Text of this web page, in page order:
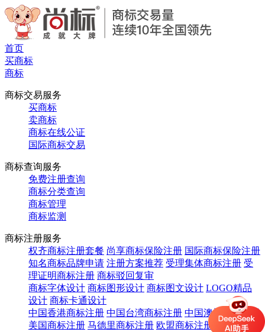
首页
买商标
商标
商标交易服务
买商标
卖商标
商标在线公证
国际商标交易
商标查询服务
免费注册查询
商标分类查询
商标管理
商标监测
商标注册服务
权齐商标注册套餐 尚享商标保险注册 国际商标保险注册
知名商标品牌申请 注册方案推荐 受理集体商标注册 受
理证明商标注册 商标驳回复审
商标字体设计 商标图形设计 商标图文设计 LOGO精品
设计 商标卡通设计
中国香港商标注册 中国台湾商标注册 中国澳门商标注册
美国商标注册 马德里商标注册 欧盟商标注册
英国商标